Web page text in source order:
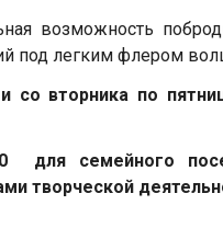
возможность
под легким флером
со вторника по
для семейного
творческой